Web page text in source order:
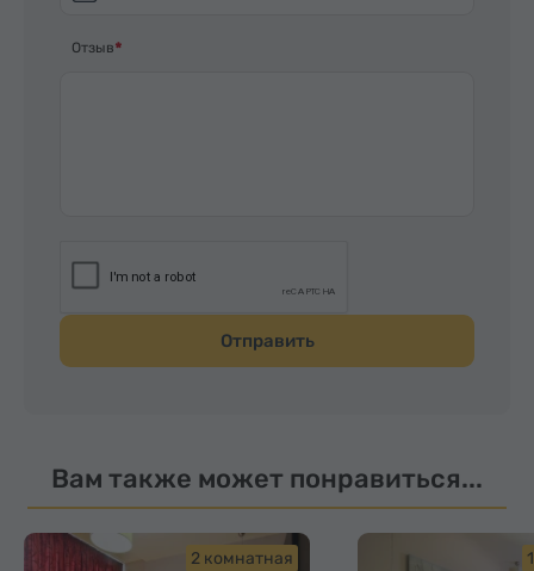
Отзыв
Отправить
Вам также может понравиться...
2 комнатная